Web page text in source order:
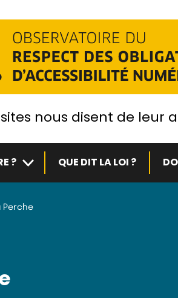
nous disent de leur
? Sous-menuQUE DIT LA LOI ?
Perche